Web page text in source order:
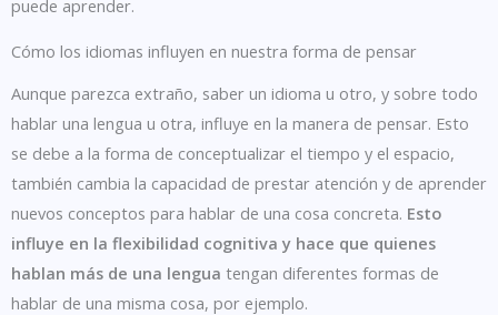
puede aprender.
Cómo los idiomas influyen en nuestra forma de pensar
Aunque parezca extraño, saber un idioma u otro, y sobre todo
hablar una lengua u otra, influye en la manera de pensar. Esto
se debe a la forma de conceptualizar el tiempo y el espacio,
también cambia la capacidad de prestar atención y de aprender
nuevos conceptos para hablar de una cosa concreta. Esto
influye en la flexibilidad cognitiva y hace que quienes
hablan más de una lengua tengan diferentes formas de
hablar de una misma cosa, por ejemplo.